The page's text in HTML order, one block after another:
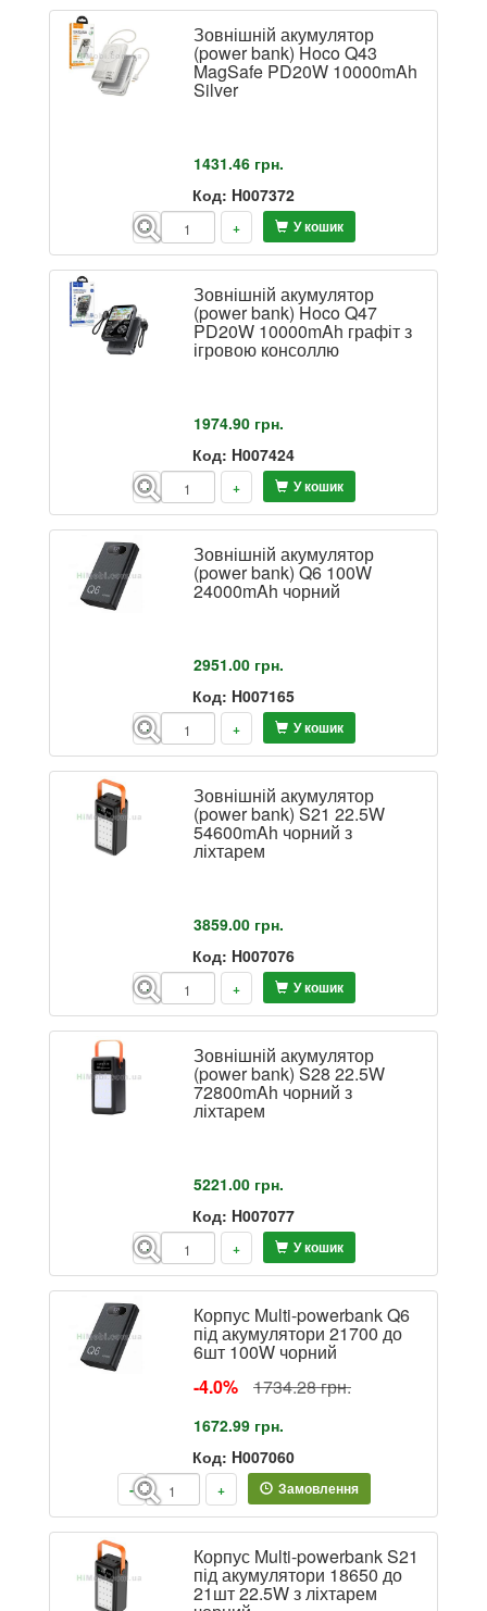
Зовнішній акумулятор
(power bank) Hoco Q43
MagSafe PD20W 10000mAh
Silver
1431.46 грн.
Код: H007372
- + У кошик
Зовнішній акумулятор
(power bank) Hoco Q47
PD20W 10000mAh графіт з
ігровою консоллю
1974.90 грн.
Код: H007424
- + У кошик
Зовнішній акумулятор
(power bank) Q6 100W
24000mAh чорний
2951.00 грн.
Код: H007165
- + У кошик
Зовнішній акумулятор
(power bank) S21 22.5W
54600mAh чорний з
ліхтарем
3859.00 грн.
Код: H007076
- + У кошик
Зовнішній акумулятор
(power bank) S28 22.5W
72800mAh чорний з
ліхтарем
5221.00 грн.
Код: H007077
- + У кошик
Корпус Multi-powerbank Q6
під акумулятори 21700 до
6шт 100W чорний
-4.0%
1734.28 грн.
1672.99 грн.
Код: H007060
- + Замовлення
Корпус Multi-powerbank S21
під акумулятори 18650 до
21шт 22.5W з ліхтарем